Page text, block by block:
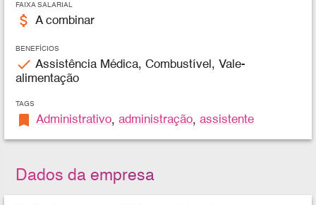
FAIXA SALARIAL
attach_money A combinar
BENEFÍCIOS
check Assistência Médica, Combustível, Vale-
alimentação
TAGS
bookmark Administrativo,administração,assistente
Dados da empresa